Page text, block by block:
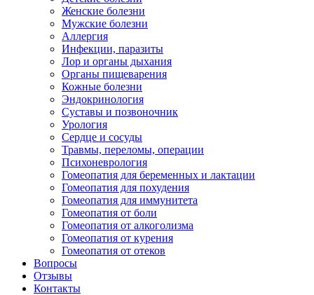
Женские болезни
Мужские болезни
Аллергия
Инфекции, паразиты
Лор и органы дыхания
Органы пищеварения
Кожные болезни
Эндокринология
Суставы и позвоночник
Урология
Сердце и сосуды
Травмы, переломы, операции
Психоневрология
Гомеопатия для беременных и лактации
Гомеопатия для похудения
Гомеопатия для иммунитета
Гомеопатия от боли
Гомеопатия от алкоголизма
Гомеопатия от курения
Гомеопатия от отеков
Вопросы
Отзывы
Контакты